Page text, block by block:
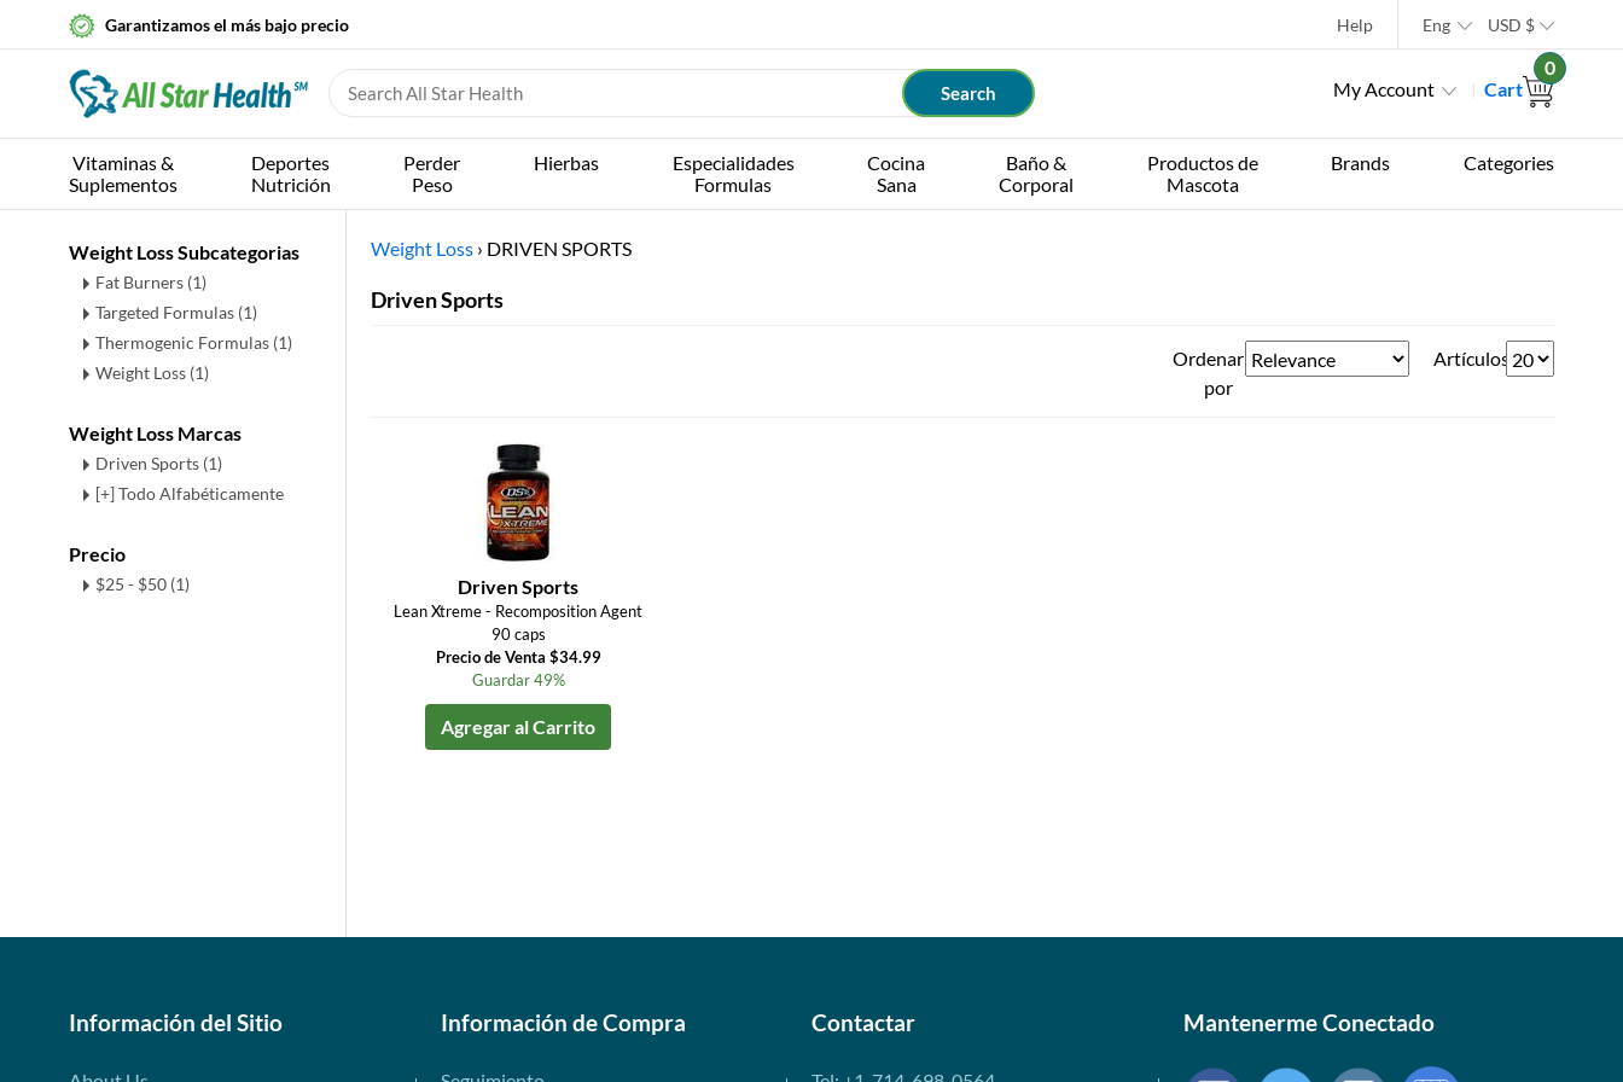
Garantizamos el más bajo precio Help Eng USD $
My Account Cart
0
Vitaminas &
Suplementos
Deportes
Nutrición
Perder
Peso
Hierbas
Especialidades
Formulas
Cocina
Sana
Baño &
Corporal
Productos de
Mascota
Brands Categories
Weight Loss Subcategorias
Fat Burners (1)
Targeted Formulas (1)
Thermogenic Formulas (1)
Weight Loss (1)
Weight Loss Marcas
Driven Sports (1)
[+] Todo Alfabéticamente
Precio
$25 - $50 (1)
Weight Loss › DRIVEN SPORTS
Driven Sports
Ordenar
por
Artículos
Driven Sports
Lean Xtreme - Recomposition Agent
90 caps
Precio de Venta $34.99
Guardar 49%
Agregar al Carrito
Información del Sitio Información de Compra Contactar Mantenerme Conectado